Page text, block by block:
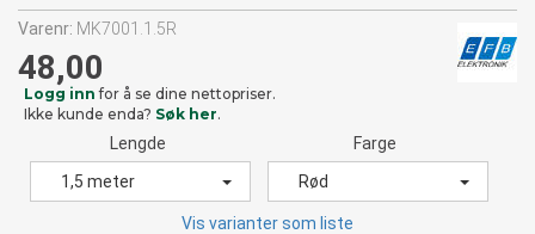
Varenr: MK7001.1.5R
48,00
Logg inn for å se dine nettopriser.
Ikke kunde enda? Søk her.
Lengde
1,5 meter
Farge
Rød
Vis varianter som liste